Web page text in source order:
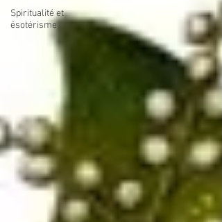
Spiritualité et
ésotérisme